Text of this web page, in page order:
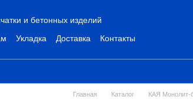
и бетонных изделий
Укладка Доставка Контакты
Главная Каталог КАЯ Монолит-